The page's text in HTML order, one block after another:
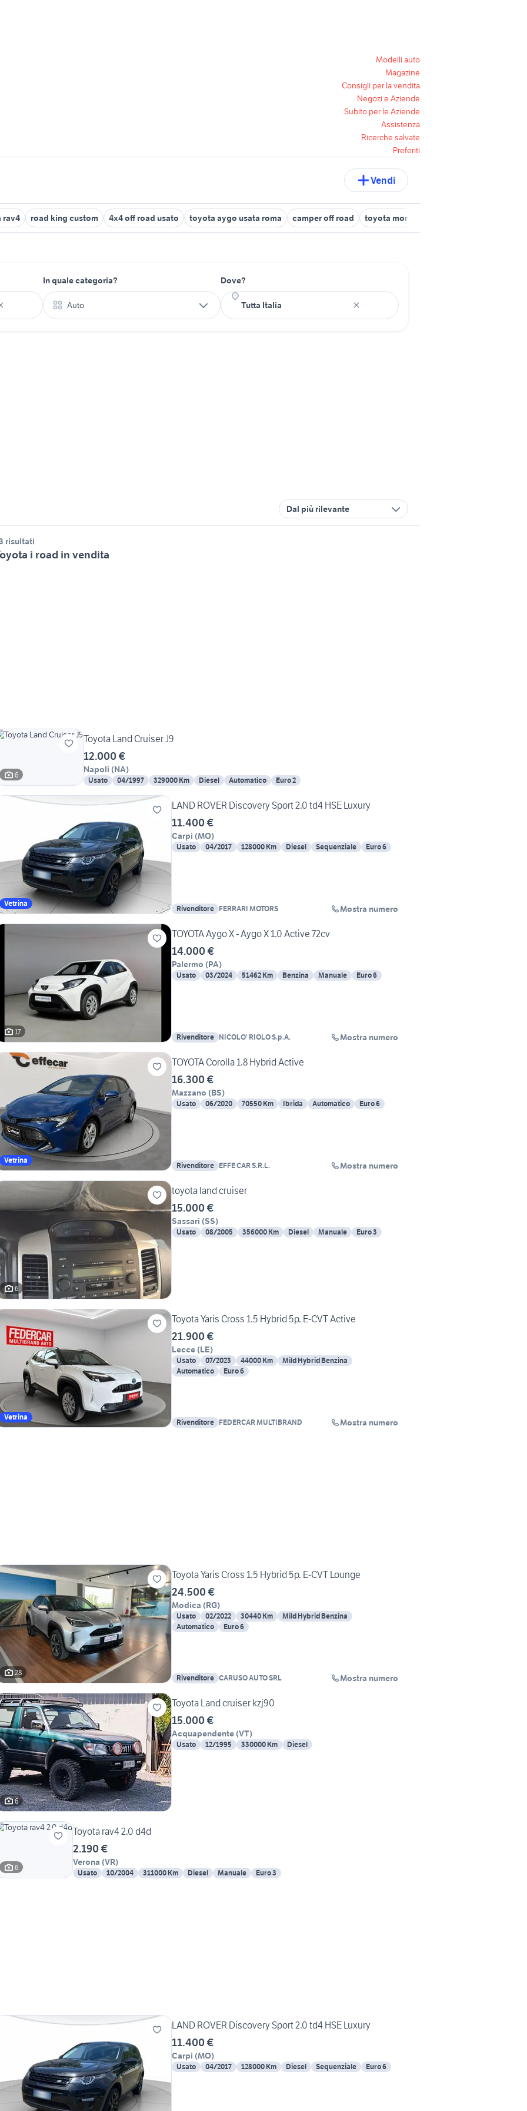
Modelli auto
Magazine
Consigli per la vendita
Negozi e Aziende
Subito per le Aziende
Assistenza
Ricerche salvate
Preferiti
Vendi
rav4 road king custom 4x4 off road usato toyota aygo usata roma camper off road toyota monovolume 7 posti
In quale categoria?
Auto
Dove?
Dal più rilevante
risultati
i road in vendita
6
Toyota Land Cruiser J9
12.000 €
Napoli (NA)
Usato 04/1997 329000 Km Diesel Automatico Euro 2
Vetrina
LAND ROVER Discovery Sport 2.0 td4 HSE Luxury
11.400 €
Carpi (MO)
Usato 04/2017 128000 Km Diesel Sequenziale Euro 6
Rivenditore FERRARI MOTORS Mostra numero
17
TOYOTA Aygo X - Aygo X 1.0 Active 72cv
14.000 €
Palermo (PA)
Usato 03/2024 51462 Km Benzina Manuale Euro 6
Rivenditore NICOLO' RIOLO S.p.A. Mostra numero
Vetrina
TOYOTA Corolla 1.8 Hybrid Active
16.300 €
Mazzano (BS)
Usato 06/2020 70550 Km Ibrida Automatico Euro 6
Rivenditore EFFE CAR S.R.L. Mostra numero
6
toyota land cruiser
15.000 €
Sassari (SS)
Usato 08/2005 356000 Km Diesel Manuale Euro 3
Vetrina
Toyota Yaris Cross 1.5 Hybrid 5p. E-CVT Active
21.900 €
Lecce (LE)
Usato 07/2023 44000 Km
Mild Hybrid Benzina
Automatico
Euro 6
Rivenditore FEDERCAR MULTIBRAND Mostra numero
28
Toyota Yaris Cross 1.5 Hybrid 5p. E-CVT Lounge
24.500 €
Modica (RG)
Usato 02/2022 30440 Km
Mild Hybrid Benzina
Automatico
Euro 6
Rivenditore CARUSO AUTO SRL Mostra numero
6
Toyota Land cruiser kzj90
15.000 €
Acquapendente (VT)
Usato 12/1995 330000 Km Diesel
6
Toyota rav4 2.0 d4d
2.190 €
Verona (VR)
Usato 10/2004 311000 Km Diesel Manuale Euro 3
LAND ROVER Discovery Sport 2.0 td4 HSE Luxury
11.400 €
Carpi (MO)
Usato 04/2017 128000 Km Diesel Sequenziale Euro 6